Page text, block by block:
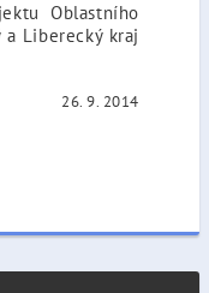
Oblastního
Liberecký kraj
26. 9. 2014